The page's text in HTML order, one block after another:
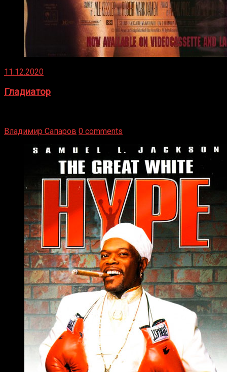
11.12.2020
Гладиатор
Владимир Сапаров 0 comments